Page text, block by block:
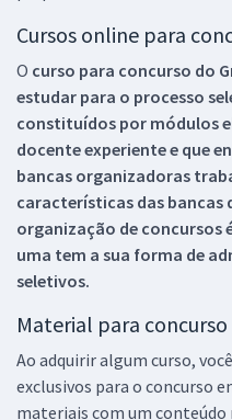
Cursos online para
O curso para concurso do
estudar para o processo
constituídos por módulos
docente experiente e que
bancas organizadoras
características das bancas
organização de concursos
uma tem a sua forma de
seletivos.
Material para concurso
Ao adquirir algum curso,
exclusivos para o concurso
materiais com um